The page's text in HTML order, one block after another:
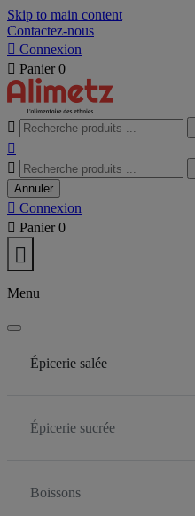
Skip to main content
Contactez-nous
 Connexion
 Panier 0



Annuler
 Connexion
 Panier 0

Menu
Épicerie salée
Épicerie sucrée
Boissons